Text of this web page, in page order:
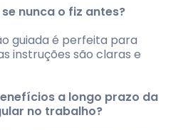
nunca o fiz antes?
guiada é perfeita para
instruções são claras e
a longo prazo da
no trabalho?